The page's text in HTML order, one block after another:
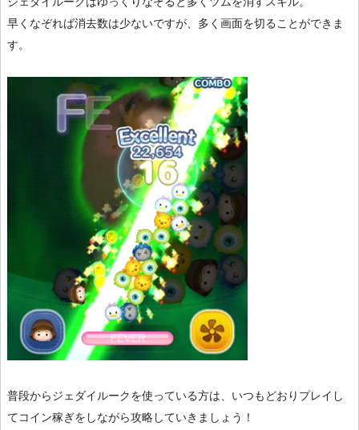
早くなぞれば消去数は少ないですが、多く画面を切ることができま
す。
普段からジェダイルークを使っている方は、いつもどおりプレイし
てコイン稼ぎをしながら攻略していきましょう！